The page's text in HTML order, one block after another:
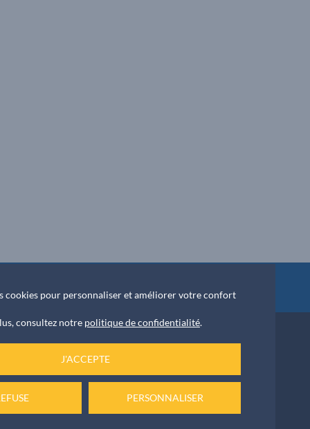
NOUS ÉCRIRE
cookies pour personnaliser et améliorer votre confort
consultez notre politique de confidentialité.
J'ACCEPTE
PERSONNALISER